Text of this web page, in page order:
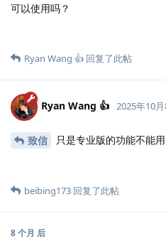
可以使用吗？
Ryan Wang 👍 回复了此帖
Ryan Wang 👍 2025年10月
致信 只是专业版的功能不能用
beibing173 回复了此帖
8 个月 后